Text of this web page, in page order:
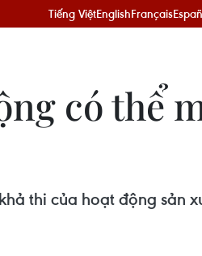
Tiếng ViệtEnglishFrançais
có thể
thi của hoạt động sản